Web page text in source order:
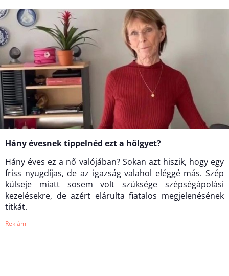
Hány évesnek tippelnéd ezt a hölgyet?
Hány éves ez a nő valójában? Sokan azt hiszik, hogy egy
friss nyugdíjas, de az igazság valahol eléggé más. Szép
külseje miatt sosem volt szüksége szépségápolási
kezelésekre, de azért elárulta fiatalos megjelenésének
titkát.
Reklám